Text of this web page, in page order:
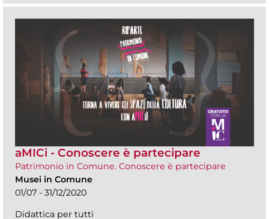
aMICi - Conoscere è partecipare
Patrimonio in Comune. Conoscere è partecipare
Musei in Comune
01/07 - 31/12/2020
Didattica per tutti